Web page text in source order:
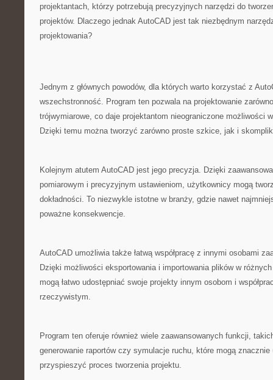
⁣projektantach, którzy potrzebują precyzyjnych narzędzi do
projektów. Dlaczego jednak AutoCAD jest tak niezbędnym
projektowania?
Jednym ​z głównych powodów, dla których warto korzystać z
wszechstronność.⁣ Program ten pozwala na projektowanie‍
trójwymiarowe, co daje ‍projektantom nieograniczone możliwości‍
Dzięki temu ⁢można ⁤tworzyć zarówno proste szkice, jak i‌
Kolejnym atutem AutoCAD jest ‌jego precyzja. Dzięki⁢
⁢pomiarowym i precyzyjnym ‌ustawieniom,⁣ użytkownicy mogą
dokładności.⁢ To niezwykle istotne⁢ w branży, gdzie nawet
poważne konsekwencje.
AutoCAD⁢ umożliwia także łatwą współpracę z innymi ⁤osobami
Dzięki możliwości eksportowania i importowania plików w
mogą łatwo udostępniać swoje projekty innym osobom‍ i‍
rzeczywistym.
Program ten⁢ oferuje również wiele⁣ zaawansowanych funkcji,
generowanie raportów czy symulacje ruchu, które ⁤mogą znacznie
⁢przyspieszyć​ proces tworzenia projektu.